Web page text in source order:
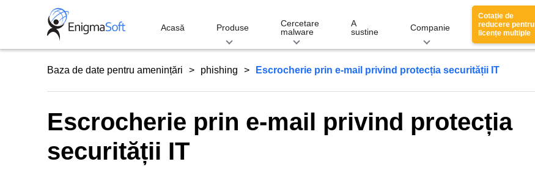
Acasă Produse
Cercetare
malware
A
sustine
Companie
Cotație de
reducere pentru
licențe multiple
Baza de date pentru amenințări phishing Escrocherie prin e-mail privind protecția securității IT
Escrocherie prin e-mail privind protecția
securității IT